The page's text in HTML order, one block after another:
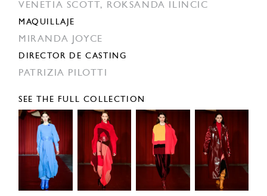
VENETIA SCOTT, ROKSANDA ILINCIC
MAQUILLAJE
MIRANDA JOYCE
DIRECTOR DE CASTING
PATRIZIA PILOTTI
SEE THE FULL COLLECTION